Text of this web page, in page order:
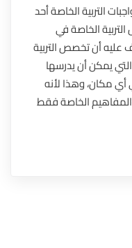
التربية الخاصة أحد
الخاصة في
عليه أن تخصص التربية
يمكن أن يدرسها
أي مكان، وهذا لأنه
الخاصة فقط